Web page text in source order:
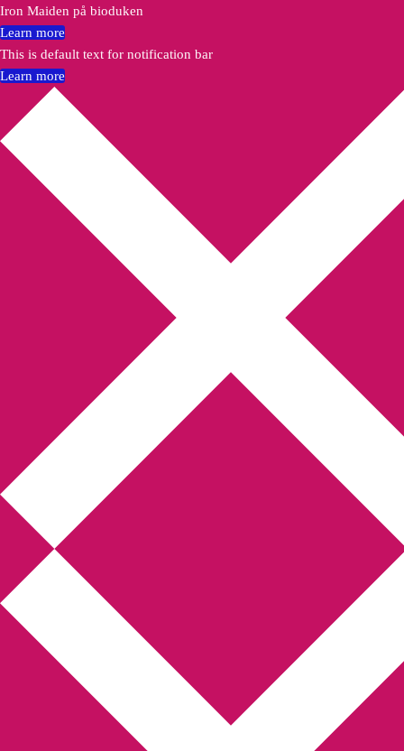
Annikas litteratur-
och kulturblogg
Deckare, kriminalromaner, thrillers
Hem Författarfemman
Webbshop Amazon
Iron Maiden på bioduken
Learn more
This is default text for notification bar
Learn more